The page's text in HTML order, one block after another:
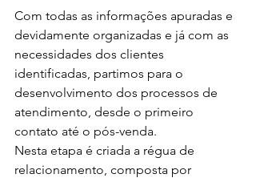
Com todas as informações apuradas e
devidamente organizadas e já com as
necessidades dos clientes
identificadas, partimos para o
desenvolvimento dos processos de
atendimento, desde o primeiro
contato até o pós-venda.
Nesta etapa é criada a régua de
relacionamento, composta por